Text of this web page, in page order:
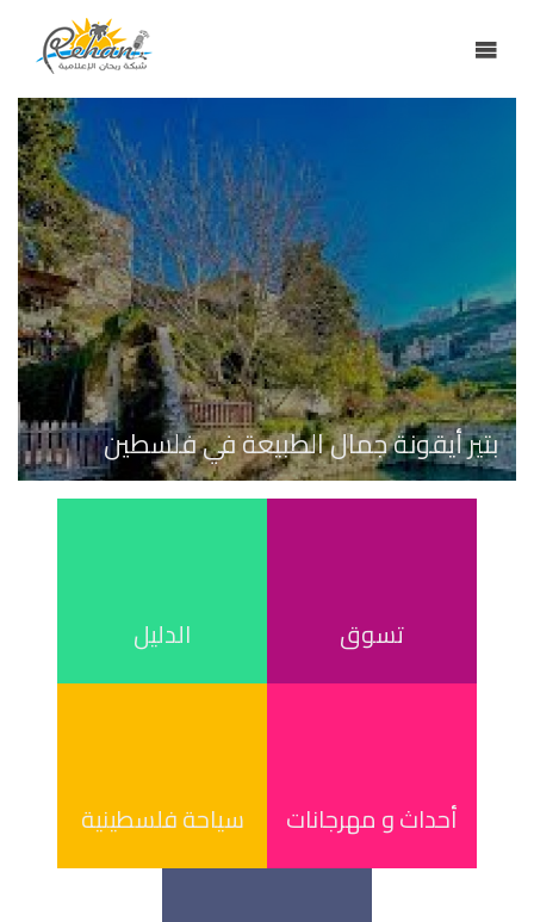
بتير أيقونة جمال الطبيعة في فلسطين
تسوق الدليل
أحداث و مهرجانات سياحة فلسطينية